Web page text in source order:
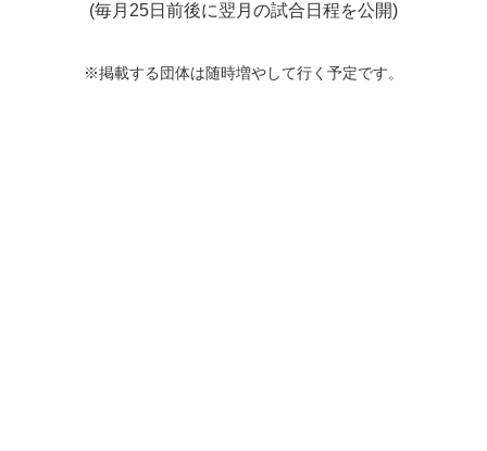
(毎月25日前後に翌月の試合日程を公開)
※掲載する団体は随時増やして行く予定です。